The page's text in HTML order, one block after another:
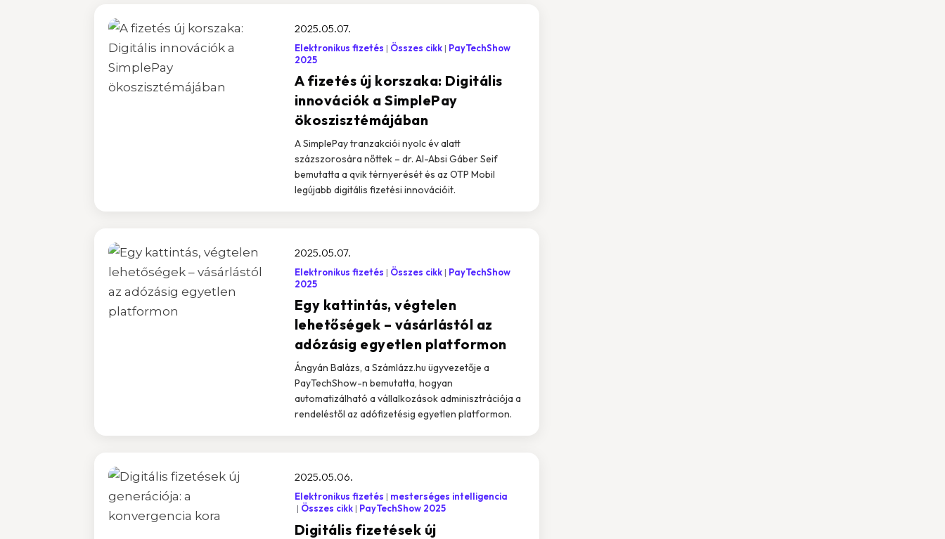
A fizetés új korszaka: Digitális
innovációk a SimplePay
ökoszisztémájában
2025.05.07.
Elektronikus fizetés Összes cikk
PayTechShow
2025
A SimplePay tranzakciói nyolc év alatt
százszorosára nőttek – dr. Al-Absi Gáber Seif
bemutatta a qvik térnyerését és az OTP Mobil
legújabb digitális fizetési innovációit.
Egy kattintás, végtelen
lehetőségek – vásárlástól az
adózásig egyetlen platformon
2025.05.07.
Elektronikus fizetés Összes cikk
PayTechShow
2025
Ángyán Balázs, a Számlázz.hu ügyvezetője a
PayTechShow-n bemutatta, hogyan
automatizálható a vállalkozások adminisztrációja a
rendeléstől az adófizetésig egyetlen platformon.
Digitális fizetések új
2025.05.06.
Elektronikus fizetés
mesterséges intelligencia
Összes cikk
PayTechShow 2025